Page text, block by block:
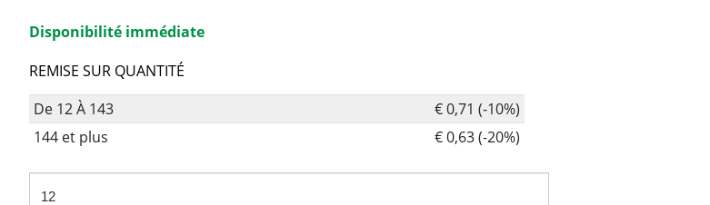
Disponibilité immédiate
REMISE SUR QUANTITÉ
De 12 À 143
€ 0,71 (-10%)
144 et plus
€ 0,63 (-20%)